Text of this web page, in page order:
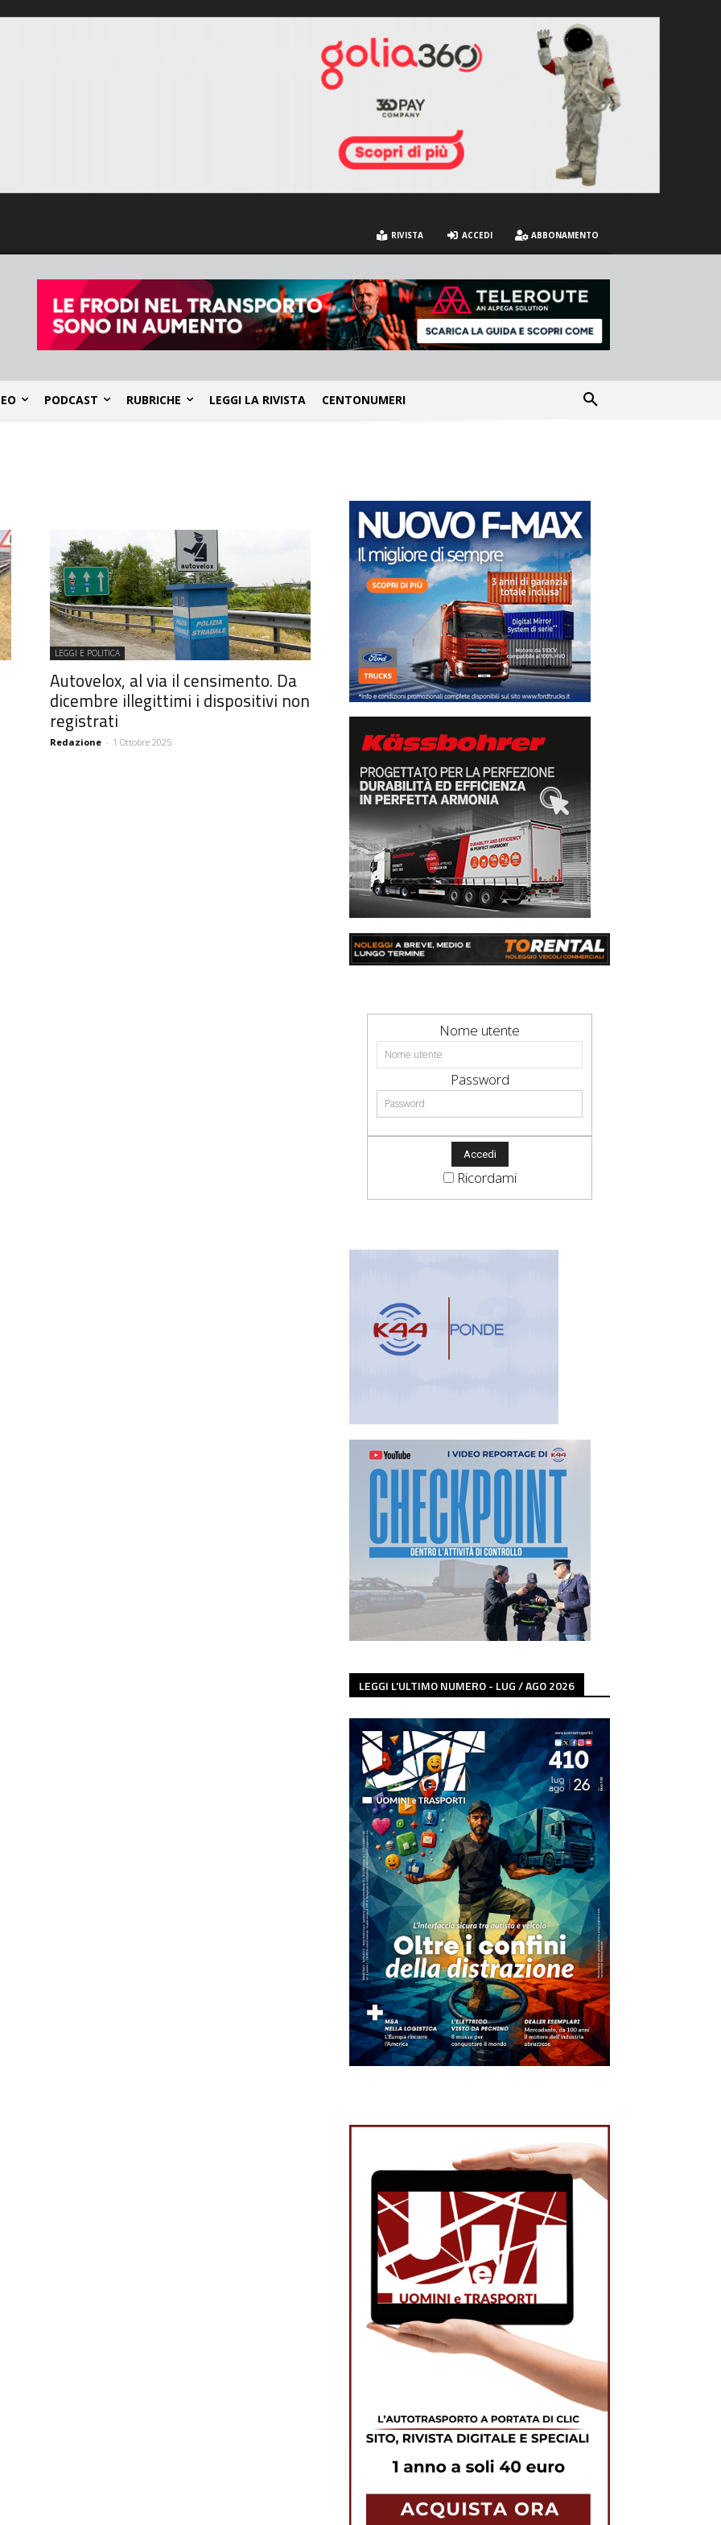
RIVISTA ACCEDI ABBONAMENTO
PODCAST RUBRICHE LEGGI LA RIVISTA CENTONUMERI
LEGGI E POLITICA
Autovelox, al via il censimento. Da
dicembre illegittimi i dispositivi non
registrati
Redazione - 1 Ottobre 2025
Nome utente
Password
Ricordami
LEGGI L'ULTIMO NUMERO - LUG / AGO 2026